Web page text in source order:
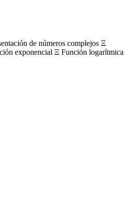
de números complejos Ξ
exponencial Ξ Función logarítmica